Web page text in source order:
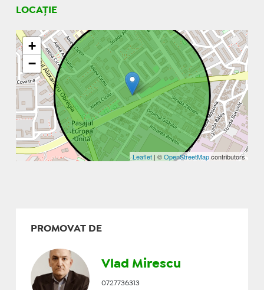
LOCAȚIE
+
−
Leaflet | ©OpenStreetMapcontributors
PROMOVAT DE
Vlad Mirescu
0727736313